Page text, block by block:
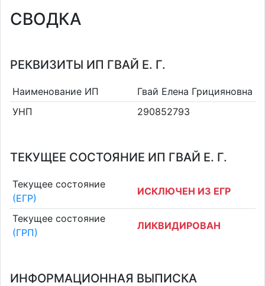
СВОДКА
РЕКВИЗИТЫ ИП ГВАЙ Е. Г.
Наименование ИП
Гвай Елена Грицияновна
УНП
290852793
ТЕКУЩЕЕ СОСТОЯНИЕ ИП ГВАЙ Е. Г.
Текущее состояние
(ЕГР)
ИСКЛЮЧЕН ИЗ ЕГР
Текущее состояние
(ГРП)
ЛИКВИДИРОВАН
ИНФОРМАЦИОННАЯ ВЫПИСКА